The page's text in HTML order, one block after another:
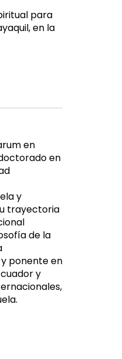
para
en la
en
en
y
trayectoria
de la
ponente en
y